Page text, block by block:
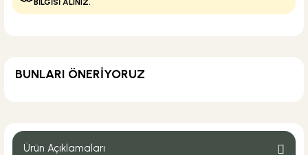
BİLGİSİ ALINIZ.
BUNLARI ÖNERİYORUZ
Ürün Açıklamaları